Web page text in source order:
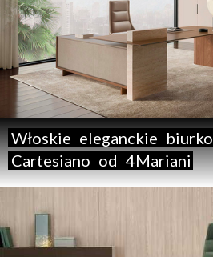
Włoskie eleganckie biurko
Cartesiano od 4Mariani